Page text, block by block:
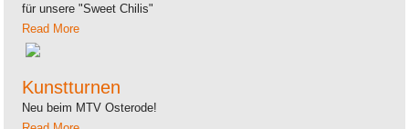
für unsere "Sweet Chilis"
Read More
Kunstturnen
Neu beim MTV Osterode!